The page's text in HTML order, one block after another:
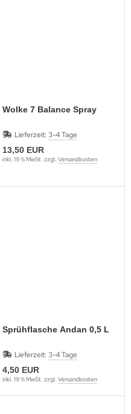
Wolke 7 Balance Spray
Lieferzeit: 3-4 Tage
13,50 EUR
inkl. 19 % MwSt. zzgl. Versandkosten
Sprühflasche Andan 0,5 L
Lieferzeit: 3-4 Tage
4,50 EUR
inkl. 19 % MwSt. zzgl. Versandkosten